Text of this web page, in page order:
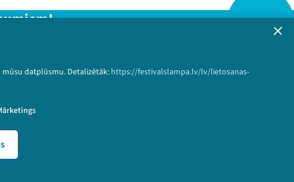
datplūsmu. Detalizētāk: https://festivalslampa.lv/lv/lietosanas-
informāciju!
Pieteikties